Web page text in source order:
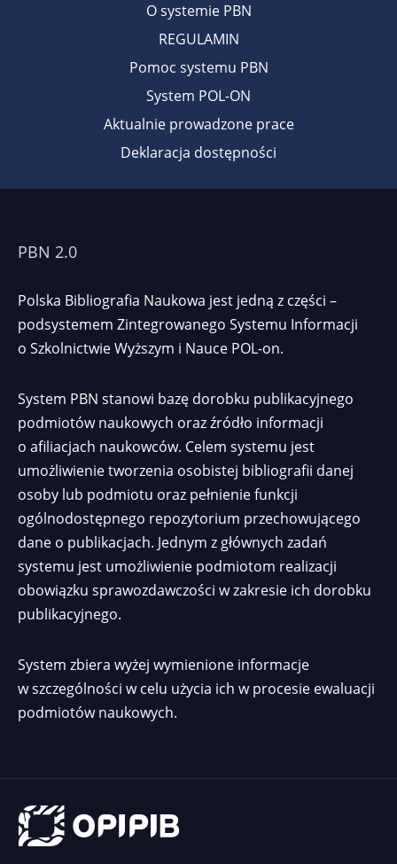
O systemie PBN
REGULAMIN
Pomoc systemu PBN
System POL-ON
Aktualnie prowadzone prace
Deklaracja dostępności
PBN 2.0
Polska Bibliografia Naukowa jest jedną z części –
podsystemem Zintegrowanego Systemu Informacji
o Szkolnictwie Wyższym i Nauce POL-on.
System PBN stanowi bazę dorobku publikacyjnego
podmiotów naukowych oraz źródło informacji
o afiliacjach naukowców. Celem systemu jest
umożliwienie tworzenia osobistej bibliografii danej
osoby lub podmiotu oraz pełnienie funkcji
ogólnodostępnego repozytorium przechowującego
dane o publikacjach. Jednym z głównych zadań
systemu jest umożliwienie podmiotom realizacji
obowiązku sprawozdawczości w zakresie ich dorobku
publikacyjnego.
System zbiera wyżej wymienione informacje
w szczególności w celu użycia ich w procesie ewaluacji
podmiotów naukowych.